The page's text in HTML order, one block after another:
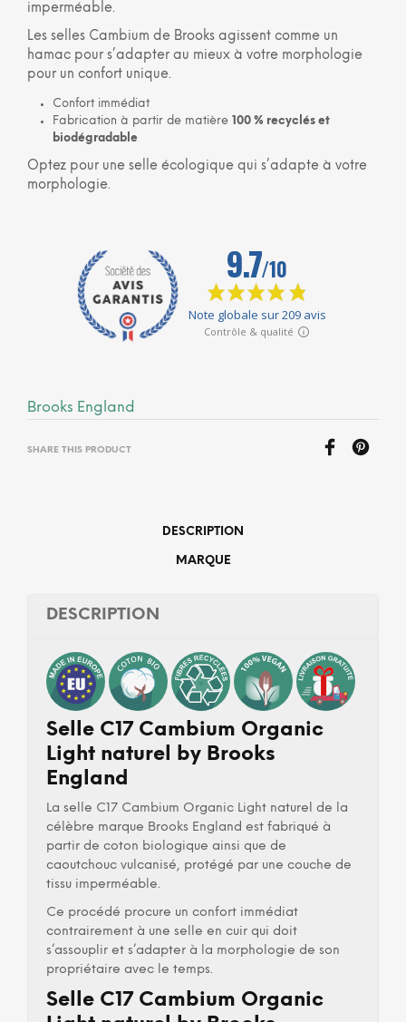
imperméable.
Les selles Cambium de Brooks agissent comme un
hamac pour s’adapter au mieux à votre morphologie
pour un confort unique.
Confort immédiat
Fabrication à partir de matière 100 % recyclés et
biodégradable
Optez pour une selle écologique qui s’adapte à votre
morphologie.
Brooks England
SHARE THIS PRODUCT
DESCRIPTION
MARQUE
DESCRIPTION
Selle C17 Cambium Organic
Light naturel by Brooks
England
La selle C17 Cambium Organic Light naturel de la
célèbre marque Brooks England est fabriqué à
partir de coton biologique ainsi que de
caoutchouc vulcanisé, protégé par une couche de
tissu imperméable.
Ce procédé procure un confort immédiat
contrairement à une selle en cuir qui doit
s’assouplir et s’adapter à la morphologie de son
propriétaire avec le temps.
Selle C17 Cambium Organic